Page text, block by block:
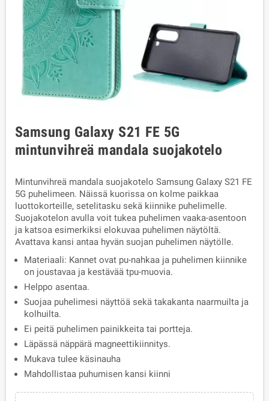
Samsung Galaxy S21 FE 5G
mintunvihreä mandala suojakotelo
Mintunvihreä mandala suojakotelo Samsung Galaxy S21 FE
5G puhelimeen. Näissä kuorissa on kolme paikkaa
luottokorteille, setelitasku sekä kiinnike puhelimelle.
Suojakotelon avulla voit tukea puhelimen vaaka-asentoon
ja katsoa esimerkiksi elokuvaa puhelimen näytöltä.
Avattava kansi antaa hyvän suojan puhelimen näytölle.
Materiaali: Kannet ovat pu-nahkaa ja puhelimen kiinnike
on joustavaa ja kestävää tpu-muovia.
Helppo asentaa.
Suojaa puhelimesi näyttöä sekä takakanta naarmuilta ja
kolhuilta.
Ei peitä puhelimen painikkeita tai portteja.
Läpässä näppärä magneettikiinnitys.
Mukava tulee käsinauha
Mahdollistaa puhumisen kansi kiinni